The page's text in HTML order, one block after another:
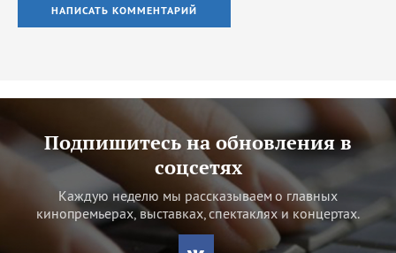
НАПИСАТЬ КОММЕНТАРИЙ
Подпишитесь на обновления в
соцсетях
Каждую неделю мы рассказываем о главных
кинопремьерах, выставках, спектаклях и концертах.